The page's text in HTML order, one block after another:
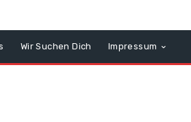
Wir Suchen Dich Impressum